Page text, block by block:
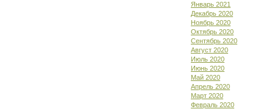
Январь 2021
Декабрь 2020
Ноябрь 2020
Октябрь 2020
Сентябрь 2020
Август 2020
Июль 2020
Июнь 2020
Май 2020
Апрель 2020
Март 2020
Февраль 2020